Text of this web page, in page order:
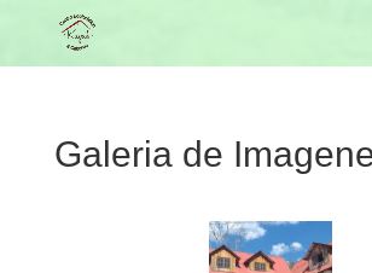
Galeria de